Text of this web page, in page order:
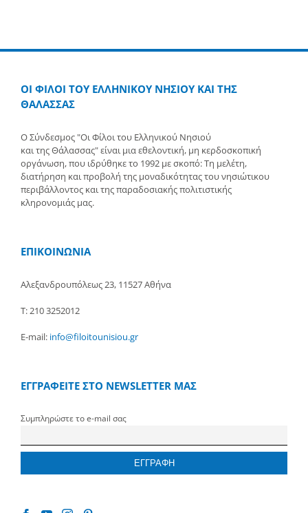
ΟΙ ΦΙΛΟΙ ΤΟΥ ΕΛΛΗΝΙΚΟΥ ΝΗΣΙΟΥ ΚΑΙ ΤΗΣ
ΘΑΛΑΣΣΑΣ
Ο Σύνδεσμος "Οι Φίλοι του Ελληνικού Νησιού
και της Θάλασσας" είναι μια εθελοντική, μη κερδοσκοπική
οργάνωση, που ιδρύθηκε το 1992 με σκοπό: Τη μελέτη,
διατήρηση και προβολή της μοναδικότητας του νησιώτικου
περιβάλλοντος και της παραδοσιακής πολιτιστικής
κληρονομιάς μας.
ΕΠΙΚΟΙΝΩΝΙΑ
Αλεξανδρουπόλεως 23, 11527 Αθήνα
Τ: 210 3252012
E-mail: info@filoitounisiou.gr
ΕΓΓΡΑΦΕΙΤΕ ΣΤΟ NEWSLETTER ΜΑΣ
Συμπληρώστε το e-mail σας